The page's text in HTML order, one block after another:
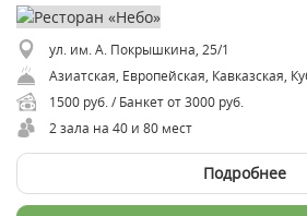
ул. им. А. Покрышкина, 25/1
1500 руб. / Банкет от 3000 руб.
2 зала на 40 и 80 мест
Подробнее